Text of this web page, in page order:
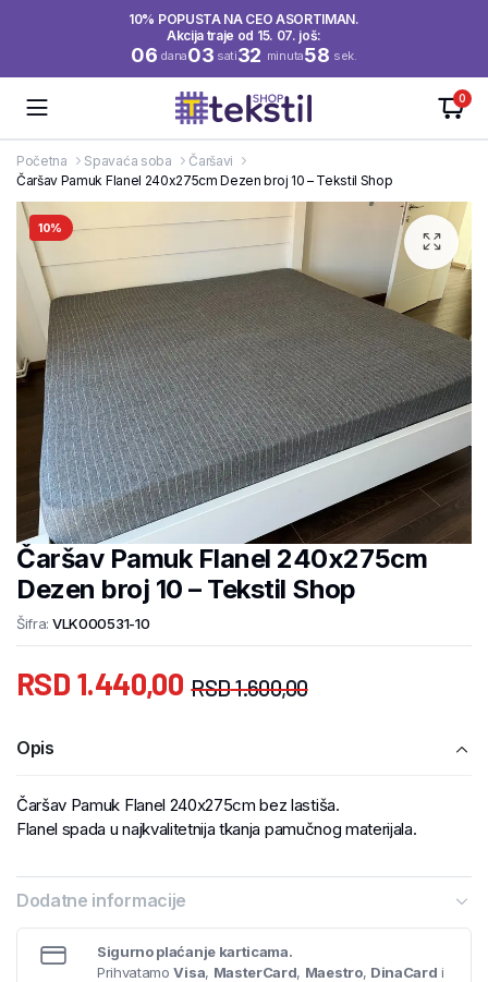
10% POPUSTA NA CEO ASORTIMAN.
Akcija traje od 15. 07. još:
06 dana03 sati32 minuta58 sek.
0
Početna Spavaća soba
Čaršavi
Čaršav Pamuk Flanel 240x275cm Dezen broj 10 – Tekstil Shop
10%
Čaršav Pamuk Flanel 240x275cm
Dezen broj 10 – Tekstil Shop
Šifra: VLK000531-10
RSD1.600,00
RSD 1.440,00
Opis
Čaršav Pamuk Flanel 240x275cm bez lastiša.
Flanel spada u najkvalitetnija tkanja pamučnog materijala.
Dodatne informacije
Sigurno plaćanje karticama.
PrihvatamoVisa, MasterCard, Maestro, DinaCard i